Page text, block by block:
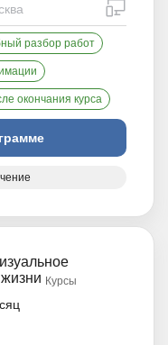
разбор работ
окончания курса
Курсы